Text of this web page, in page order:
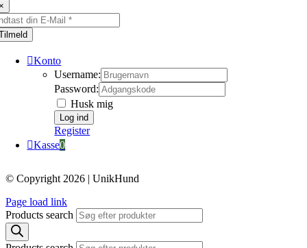
Konto
Username:
Password:
Husk mig
Register
Kasse0
© Copyright 2026 | UnikHund
Page load link
Products search